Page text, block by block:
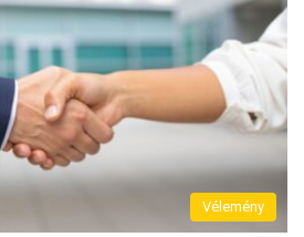
Vélemény